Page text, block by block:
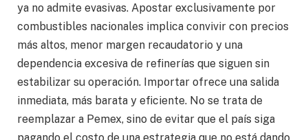
ya no admite evasivas. Apostar exclusivamente por
combustibles nacionales implica convivir con precios
más altos, menor margen recaudatorio y una
dependencia excesiva de refinerías que siguen sin
estabilizar su operación. Importar ofrece una salida
inmediata, más barata y eficiente. No se trata de
reemplazar a Pemex, sino de evitar que el país siga